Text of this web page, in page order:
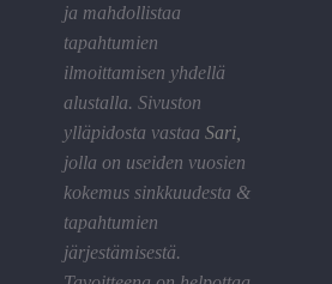
ja mahdollistaa
tapahtumien
ilmoittamisen yhdellä
alustalla. Sivuston
ylläpidosta vastaa Sari
jolla on useiden vuosien
kokemus sinkkuudesta &
tapahtumien
järjestämisestä.